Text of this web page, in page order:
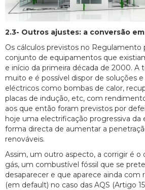
2.3- Outros ajustes: a conversão
Os cálculos previstos no
conjunto de equipamentos que
e início da primeira década de 2000. A
muito e é possível dispor de soluções
eléctricos como bombas de calor,
placas de indução, etc, com
aos que então foram previstos por
hoje uma electrificação progressiva da
forma directa de aumentar a
renováveis.
Assim, um outro aspecto, a corrigir é o
gás, um combustível fóssil que se
desaparecer e que aparece ainda com
(em default) no caso das AQS (Artigo